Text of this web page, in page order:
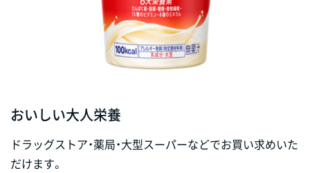
おいしい大人栄養
ドラッグストア・薬局・大型スーパーなどでお買い求めいた
だけます。